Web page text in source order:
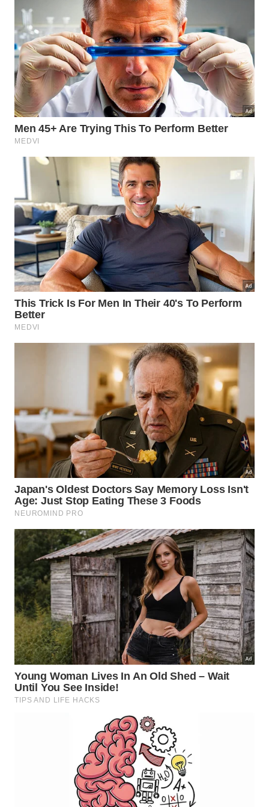
infraestrutura com banheiros, camping e até mesmo
uma venda com sucos, água e isotônicos para se
hidratar após a trilha.
Vista da cachoeira da Laje, em Ilhabela - Ilhabela.com.br
Ao chegar na cachoeira, atravesse uma pequena e
charmosa ponte de madeira que leva até o outro
lado. Aí é só descer um pouco mais a trilha e você
já verá a entrada. Como toda cachoeira, é preciso
muito cuidado, pois o piso de pedras é
escorregadio. A cachoeira conta com um
maravilhoso tobogã natural, onde é possível
escorregar sentado e deitado, e finalizar com o
banho em um enorme poço de água doce.
Dica: Leve muito repelente, pois lá geralmente
existem muitos borrachudos (como em cachoeiras
em geral). Para saber como chegar à Cachoeira da
Laje, cliqueaqui.
Trilha do Bonete
Já que estamos falando de Buraco do Cação e
Cachoeira da Laje, vamos seguir para o Bonete? O
continuação da trilha que leva a um dos principais
pontos turísticos de Ilhabela não deve ser
considerado apenas como o sofrido caminho que
leva ao paraíso. Sabe aquela história de que nem
sempre é só o destino que compensa, mas sim o
caminho? É bem esse o caso! A trilha para o Bonete